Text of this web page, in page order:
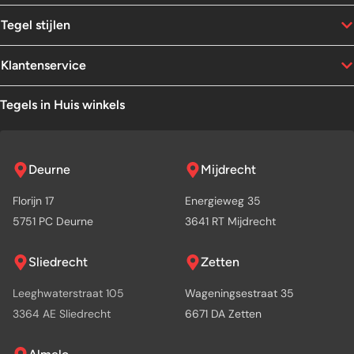
Tegel stijlen
Klantenservice
Tegels in Huis winkels
Deurne
Florijn 17
5751 PC Deurne
Mijdrecht
Energieweg 35
3641 RT Mijdrecht
Sliedrecht
Leeghwaterstraat 105
3364 AE Sliedrecht
Zetten
Wageningsestraat 35
6671 DA Zetten